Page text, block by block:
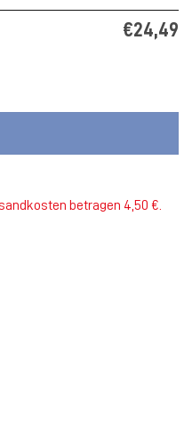
€24,49
betragen 4,50 €.